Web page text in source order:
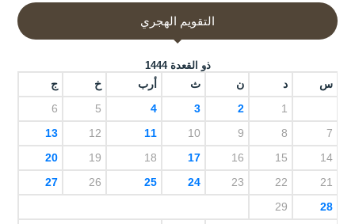
التقويم الهجري
ذو القعدة 1444
س د ن ث أرب خ ج
1
2
3
4
5
6
7
8
9
10
11
12
13
14
15
16
17
18
19
20
21
22
23
24
25
26
27
28
29